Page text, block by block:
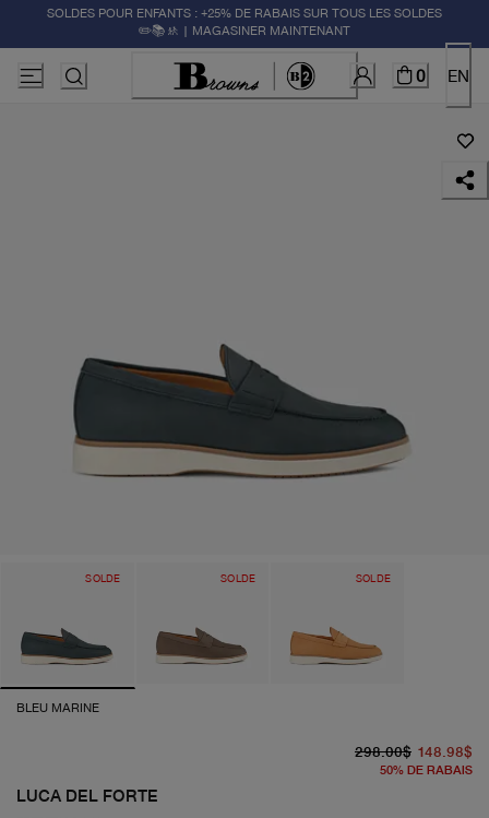
SOLDES POUR ENFANTS : +25% DE RABAIS SUR TOUS LES SOLDES
✏️📚🚸 | MAGASINER MAINTENANT
0 EN
SOLDE SOLDE SOLDE
BLEU MARINE
LUCA DEL FORTE
298.00$ 148.98$
50% DE RABAIS